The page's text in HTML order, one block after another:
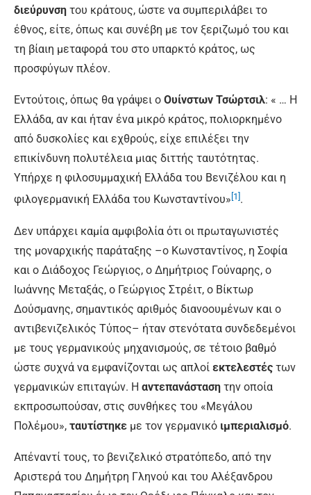
διεύρυνση του κράτους, ώστε να συμπεριλάβει το
έθνος, είτε, όπως και συνέβη με τον ξεριζωμό του και
τη βίαιη μεταφορά του στο υπαρκτό κράτος, ως
προσφύγων πλέον.
Εντούτοις, όπως θα γράψει ο Ουίνστων Τσώρτσιλ: « … Η
Ελλάδα, αν και ήταν ένα μικρό κράτος, πολιορκημένο
από δυσκολίες και εχθρούς, είχε επιλέξει την
επικίνδυνη πολυτέλεια μιας διττής ταυτότητας.
Υπήρχε η φιλοσυμμαχική Ελλάδα του Βενιζέλου και η
φιλογερμανική Ελλάδα του Κωνσταντίνου» [1].
Δεν υπάρχει καμία αμφιβολία ότι οι πρωταγωνιστές
της μοναρχικής παράταξης –ο Κωνσταντίνος, η Σοφία
και ο Διάδοχος Γεώργιος, ο Δημήτριος Γούναρης, ο
Ιωάννης Μεταξάς, ο Γεώργιος Στρέιτ, ο Βίκτωρ
Δούσμανης, σημαντικός αριθμός διανοουμένων και ο
αντιβενιζελικός Τύπος– ήταν στενότατα συνδεδεμένοι
με τους γερμανικούς μηχανισμούς, σε τέτοιο βαθμό
ώστε συχνά να εμφανίζονται ως απλοί εκτελεστές των
γερμανικών επιταγών. Η αντεπανάσταση την οποία
εκπροσωπούσαν, στις συνθήκες του «Μεγάλου
Πολέμου», ταυτίστηκε με τον γερμανικό ιμπεριαλισμό.
Απέναντί τους, το βενιζελικό στρατόπεδο, από την
Αριστερά του Δημήτρη Γληνού και του Αλέξανδρου